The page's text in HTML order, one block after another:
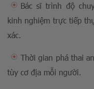
Bác sĩ trình độ
kinh nghiệm trực tiếp
xác.
Thời gian phá thai
tùy cơ địa mỗi người.